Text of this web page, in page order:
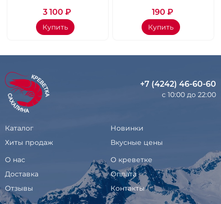
3 100 ₽
Купить
190 ₽
Купить
+7 (4242) 46-60-60
с 10:00 до 22:00
Каталог
Новинки
Хиты продаж
Вкусные цены
О нас
О креветке
Доставка
Оплата
Отзывы
Контакты